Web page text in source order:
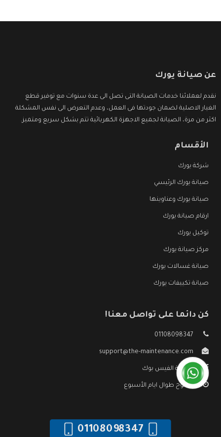
عن صيانة يورك
نقدم لعملائنا خدمات الصيانة التى تصل الى عدة سنوات مع توفير قطع
الغيار الاصلية لضمان جودتها فى العمل، وعدم التعرض الى نفس المشكلة
اكثر من مرة، الصيانة لجميع الاجهزة الكهربائية تتم بشكل سريع ومتميز.
الأقسام
شركة يورك
صيانة يورك الرئيسي
صيانة يورك وعناوينها
ارقام صيانة يورك
توكيل يورك
مركز صيانة يورك
صيانة غسالات يورك
صيانة تكييفات يورك
كن دائما على تواصل معنا!
01108098347
support@the-maintenance.com
صفحة الفيس بوك
مفتوح طوال ايام الأسبوع
01108098347